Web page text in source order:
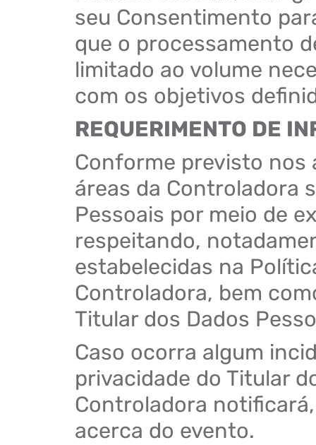
seu Consentimento
que o processamento
limitado ao volume
com os objetivos
REQUERIMENTO DE
Conforme previsto nos
áreas da Controladora
Pessoais por meio de
respeitando,
estabelecidas na
Controladora, bem
Titular dos Dados
Caso ocorra algum
privacidade do Titular
Controladora
acerca do evento.